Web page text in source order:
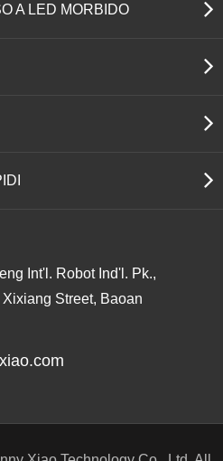
A LED MORBIDO
Int'l. Robot Ind'l. Pk.,
Street, Baoan